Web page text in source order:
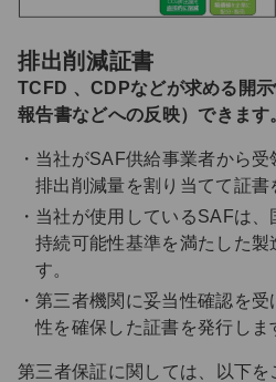
排出削減証書
TCFD 、CDPなどが求める開
報告書などへの反映）できます
当社がSAF供給事業者から受
排出削減量を割り当てて証書
当社が使用しているSAFは
持続可能性基準を満たした製
す。
第三者機関に妥当性確認を
性を確保した証書を発行しま
第三者保証に関しては、以下を